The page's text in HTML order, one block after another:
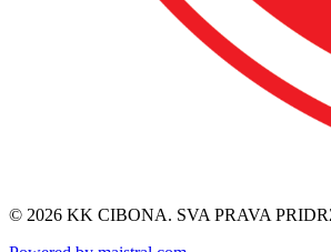
© 2026 KK CIBONA. SVA PRAVA